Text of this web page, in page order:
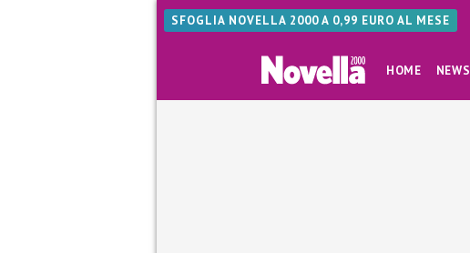
SFOGLIA NOVELLA 2000 A 0,99 EURO AL MESE
HOME NEWS